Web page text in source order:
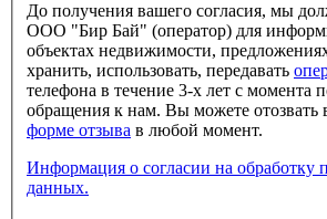
До получения вашего согласия, мы
ООО "Бир Бай" (оператор) для
объектах недвижимости,
хранить, использовать, передавать
телефона в течение 3-х лет с момента
обращения к нам. Вы можете
форме отзыва
в любой момент.
Информация о согласии на обработку персональных
данных.